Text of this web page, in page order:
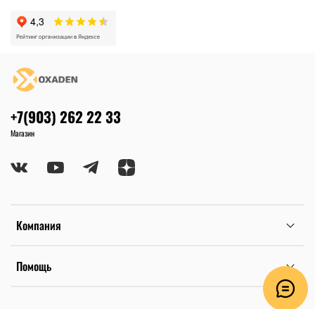
Компания
Помощь
+7(903) 262 22 33
Магазин